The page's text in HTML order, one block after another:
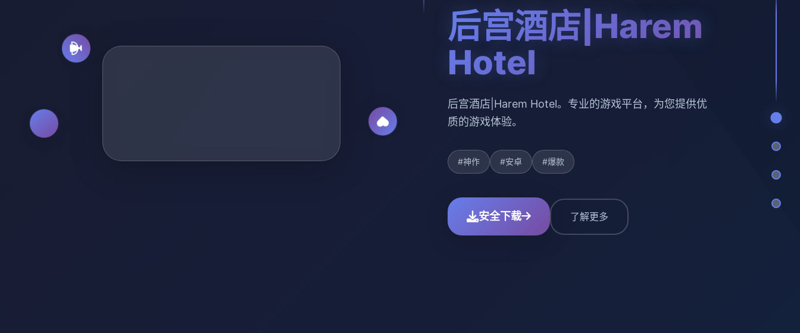
后宫酒店|Harem
Hotel
后宫酒店|Harem Hotel。专业的游戏平台，为您提供优
质的游戏体验。
#神作 #安卓 #爆款
安全下载 了解更多